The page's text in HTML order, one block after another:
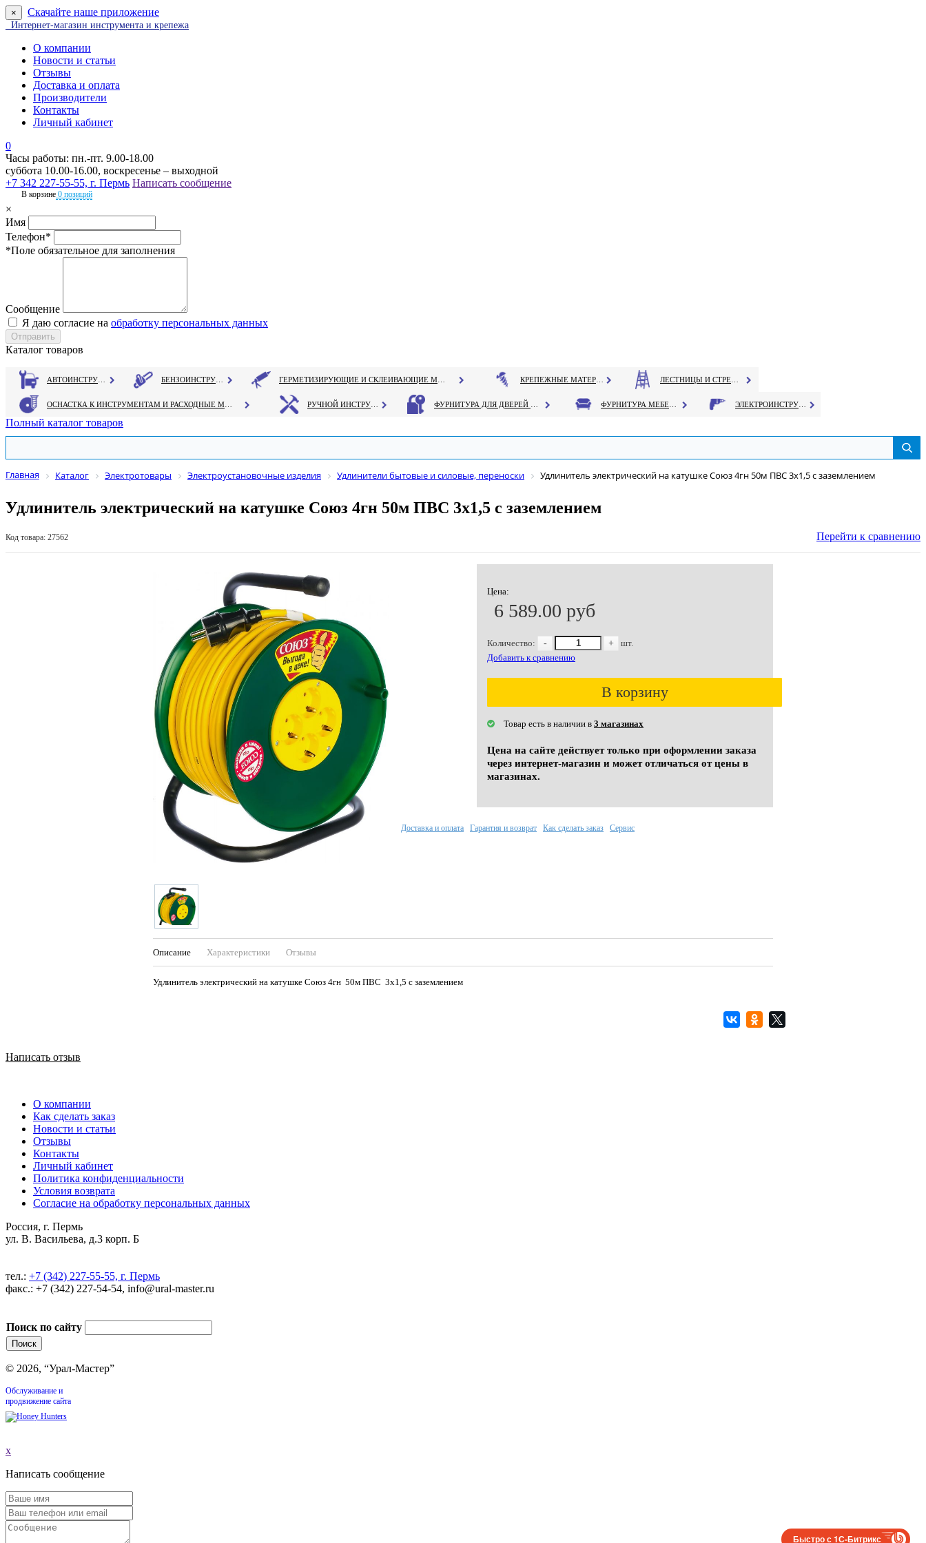
× Скачайте наше приложение
Интернет-магазин инструмента и крепежа
О компании
Новости и статьи
Отзывы
Доставка и оплата
Производители
Контакты
Личный кабинет
0
Часы работы: пн.-пт. 9.00-18.00
суббота 10.00-16.00, воскресенье – выходной
+7 342 227-55-55, г. Пермь Написать сообщение
В корзине 0 позиций
×
Имя
Телефон*
*Поле обязательное для заполнения
Сообщение
Я даю согласие на обработку персональных данных
Каталог товаров
Полный каталог товаров
Главная Каталог Электротовары Электроустановочные изделия Удлинители бытовые и силовые, переноски Удлинитель электрический на катушке Союз 4гн 50м ПВС 3х1,5 с заземлением
Удлинитель электрический на катушке Союз 4гн 50м ПВС 3х1,5 с заземлением
Код товара: 27562 Перейти к сравнению
Цена:
6 589.00 руб
Количество: - +
шт.
Добавить к сравнению
В корзину
Товар есть в наличии в 3 магазинах
Цена на сайте действует только при оформлении заказа
через интернет-магазин и может отличаться от цены в
магазинах.
Описание Характеристики Отзывы
Удлинитель электрический на катушке Союз 4гн 50м ПВС 3х1,5 с заземлением
Доставка и оплата Гарантия и возврат Как сделать заказ Сервис
Написать отзыв
О компании
Как сделать заказ
Новости и статьи
Отзывы
Контакты
Личный кабинет
Политика конфиденциальности
Условия возврата
Согласие на обработку персональных данных
Россия, г. Пермь
ул. В. Васильева, д.3 корп. Б
тел.: +7 (342) 227-55-55, г. Пермь
факс.: +7 (342) 227-54-54, info@ural-master.ru
Поиск по сайту
© 2026, “Урал-Мастер”
Обслуживание и
продвижение сайта
x
Написать сообщение
Быстро с 1С-Битрикс